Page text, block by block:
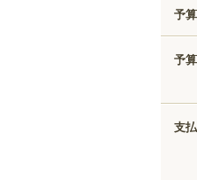
予算
予算
支